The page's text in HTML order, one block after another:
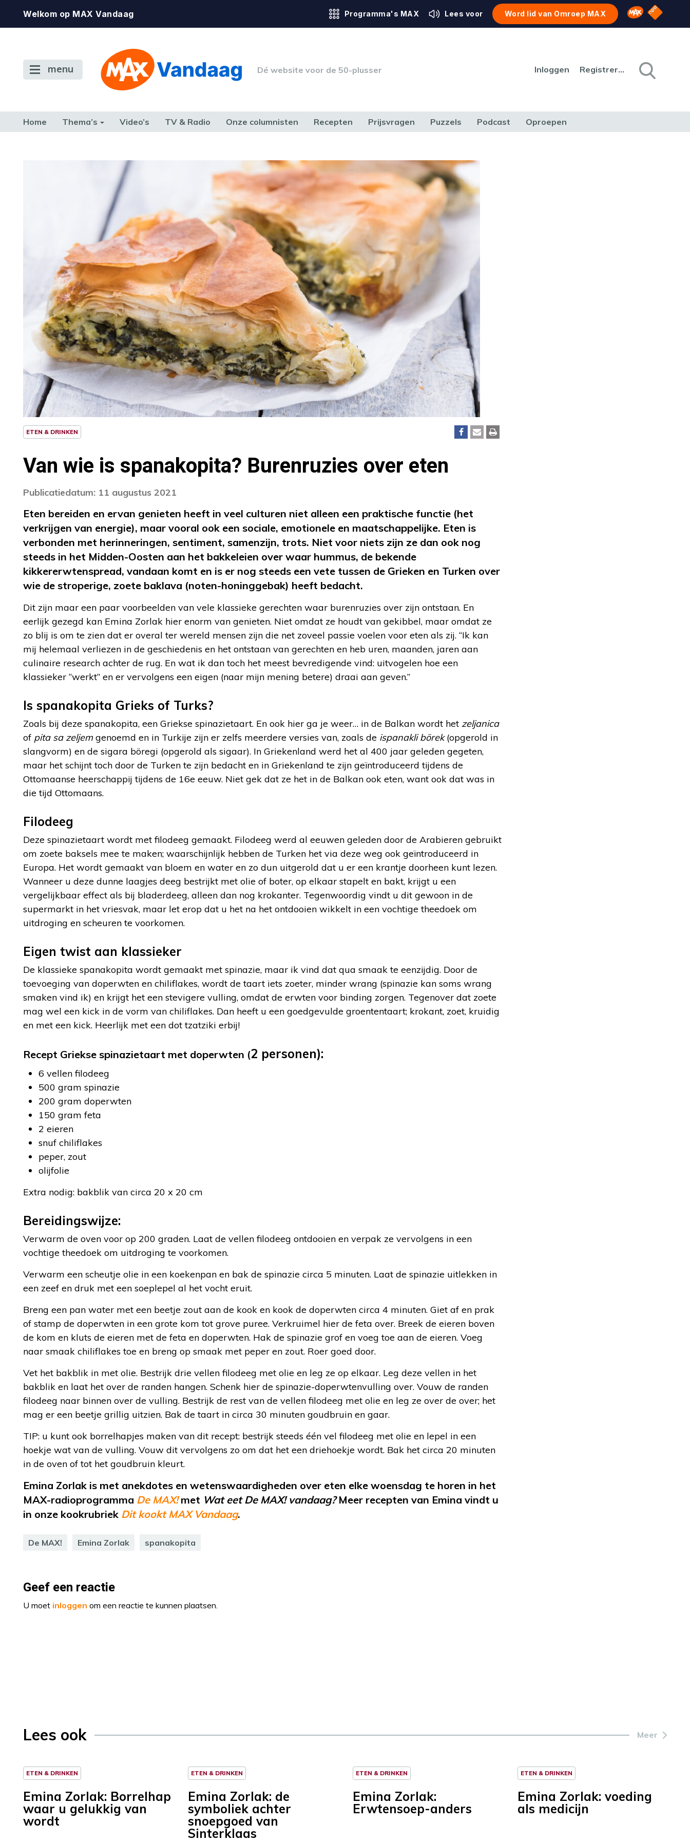
Welkom op MAX Vandaag Programma's MAX Lees voor Word lid van Omroep MAX Omroep MAX
NPO
menu Dé website voor de 50-plusser Inloggen Registreren
Home Thema’s Video’s TV & Radio Onze columnisten Recepten Prijsvragen Puzzels Podcast Oproepen
ETEN & DRINKEN
Van wie is spanakopita? Burenruzies over eten
Publicatiedatum: 11 augustus 2021
Eten bereiden en ervan genieten heeft in veel culturen niet alleen een praktische functie (het
verkrijgen van energie), maar vooral ook een sociale, emotionele en maatschappelijke. Eten is
verbonden met herinneringen, sentiment, samenzijn, trots. Niet voor niets zijn ze dan ook nog
steeds in het Midden-Oosten aan het bakkeleien over waar hummus, de bekende
kikkererwtenspread, vandaan komt en is er nog steeds een vete tussen de Grieken en Turken over
wie de stroperige, zoete baklava (noten-honinggebak) heeft bedacht.
Dit zijn maar een paar voorbeelden van vele klassieke gerechten waar burenruzies over zijn ontstaan. En
eerlijk gezegd kan Emina Zorlak hier enorm van genieten. Niet omdat ze houdt van gekibbel, maar omdat ze
zo blij is om te zien dat er overal ter wereld mensen zijn die net zoveel passie voelen voor eten als zij. “Ik kan
mij helemaal verliezen in de geschiedenis en het ontstaan van gerechten en heb uren, maanden, jaren aan
culinaire research achter de rug. En wat ik dan toch het meest bevredigende vind: uitvogelen hoe een
klassieker “werkt” en er vervolgens een eigen (naar mijn mening betere) draai aan geven.”
Is spanakopita Grieks of Turks?
Zoals bij deze spanakopita, een Griekse spinazietaart. En ook hier ga je weer… in de Balkan wordt het zeljanica
of pita sa zeljem genoemd en in Turkije zijn er zelfs meerdere versies van, zoals de ispanakli börek(opgerold in
slangvorm) en de sigara böregi (opgerold als sigaar). In Griekenland werd het al 400 jaar geleden gegeten,
maar het schijnt toch door de Turken te zijn bedacht en in Griekenland te zijn geïntroduceerd tijdens de
Ottomaanse heerschappij tijdens de 16e eeuw. Niet gek dat ze het in de Balkan ook eten, want ook dat was in
die tijd Ottomaans.
Filodeeg
Deze spinazietaart wordt met filodeeg gemaakt. Filodeeg werd al eeuwen geleden door de Arabieren gebruikt
om zoete baksels mee te maken; waarschijnlijk hebben de Turken het via deze weg ook geïntroduceerd in
Europa. Het wordt gemaakt van bloem en water en zo dun uitgerold dat u er een krantje doorheen kunt lezen.
Wanneer u deze dunne laagjes deeg bestrijkt met olie of boter, op elkaar stapelt en bakt, krijgt u een
vergelijkbaar effect als bij bladerdeeg, alleen dan nog krokanter. Tegenwoordig vindt u dit gewoon in de
supermarkt in het vriesvak, maar let erop dat u het na het ontdooien wikkelt in een vochtige theedoek om
uitdroging en scheuren te voorkomen.
Eigen twist aan klassieker
De klassieke spanakopita wordt gemaakt met spinazie, maar ik vind dat qua smaak te eenzijdig. Door de
toevoeging van doperwten en chiliflakes, wordt de taart iets zoeter, minder wrang (spinazie kan soms wrang
smaken vind ik) en krijgt het een stevigere vulling, omdat de erwten voor binding zorgen. Tegenover dat zoete
mag wel een kick in de vorm van chiliflakes. Dan heeft u een goedgevulde groententaart; krokant, zoet, kruidig
en met een kick. Heerlijk met een dot tzatziki erbij!
Recept Griekse spinazietaart met doperwten (2 personen):
6 vellen filodeeg
500 gram spinazie
200 gram doperwten
150 gram feta
2 eieren
snuf chiliflakes
peper, zout
olijfolie
Extra nodig: bakblik van circa 20 x 20 cm
Bereidingswijze:
Verwarm de oven voor op 200 graden. Laat de vellen filodeeg ontdooien en verpak ze vervolgens in een
vochtige theedoek om uitdroging te voorkomen.
Verwarm een scheutje olie in een koekenpan en bak de spinazie circa 5 minuten. Laat de spinazie uitlekken in
een zeef en druk met een soeplepel al het vocht eruit.
Breng een pan water met een beetje zout aan de kook en kook de doperwten circa 4 minuten. Giet af en prak
of stamp de doperwten in een grote kom tot grove puree. Verkruimel hier de feta over. Breek de eieren boven
de kom en kluts de eieren met de feta en doperwten. Hak de spinazie grof en voeg toe aan de eieren. Voeg
naar smaak chiliflakes toe en breng op smaak met peper en zout. Roer goed door.
Vet het bakblik in met olie. Bestrijk drie vellen filodeeg met olie en leg ze op elkaar. Leg deze vellen in het
bakblik en laat het over de randen hangen. Schenk hier de spinazie-doperwtenvulling over. Vouw de randen
filodeeg naar binnen over de vulling. Bestrijk de rest van de vellen filodeeg met olie en leg ze over de over; het
mag er een beetje grillig uitzien. Bak de taart in circa 30 minuten goudbruin en gaar.
TIP: u kunt ook borrelhapjes maken van dit recept: bestrijk steeds één vel filodeeg met olie en lepel in een
hoekje wat van de vulling. Vouw dit vervolgens zo om dat het een driehoekje wordt. Bak het circa 20 minuten
in de oven of tot het goudbruin kleurt.
Emina Zorlak is met anekdotes en wetenswaardigheden over eten elke woensdag te horen in het
MAX-radioprogramma De MAX!met Wat eet De MAX! vandaag?Meer recepten van Emina vindt u
in onze kookrubriek Dit kookt MAX Vandaag.
De MAX! Emina Zorlak spanakopita
Geef een reactie
U moet inloggen om een reactie te kunnen plaatsen.
Lees ook Meer
ETEN & DRINKEN
Emina Zorlak: Borrelhap
waar u gelukkig van
wordt
ETEN & DRINKEN
Emina Zorlak: de
symboliek achter
snoepgoed van
Sinterklaas
ETEN & DRINKEN
Emina Zorlak:
Erwtensoep-anders
ETEN & DRINKEN
Emina Zorlak: voeding
als medicijn